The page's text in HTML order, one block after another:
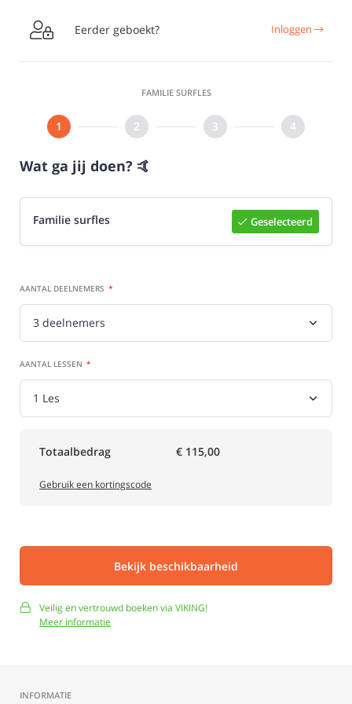
 Eerder geboekt? Inloggen
FAMILIE SURFLES
Wat ga jij doen? 🤙
Familie surfles Selecteer
 Geselecteerd
AANTAL DEELNEMERS
AANTAL LESSEN
Totaalbedrag € 115,00
Gebruik een kortingscode
Bekijk beschikbaarheid
Veilig en vertrouwd boeken via VIKING!
Meer informatie
INFORMATIE